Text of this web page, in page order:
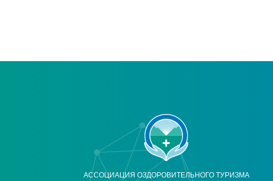
АССОЦИАЦИЯ ОЗДОРОВИТЕЛЬНОГО ТУРИЗМА